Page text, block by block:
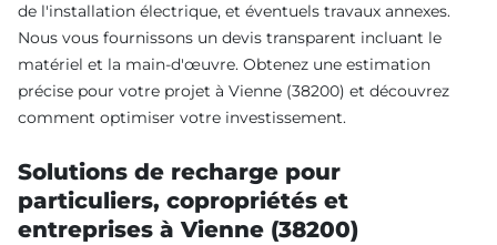
de l'installation électrique, et éventuels travaux annexes.
Nous vous fournissons un devis transparent incluant le
matériel et la main-d'œuvre. Obtenez une estimation
précise pour votre projet à Vienne (38200) et découvrez
comment optimiser votre investissement.
Solutions de recharge pour
particuliers, copropriétés et
entreprises à Vienne (38200)